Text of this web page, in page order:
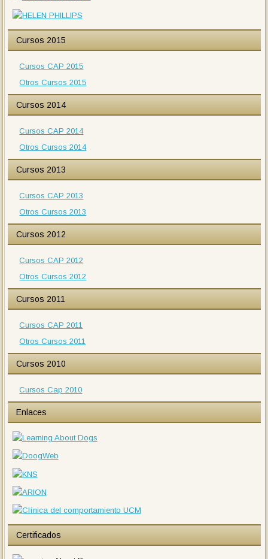
Cursos 2015
Cursos CAP 2015
Otros Cursos 2015
Cursos 2014
Cursos CAP 2014
Otros Cursos 2014
Cursos 2013
Cursos CAP 2013
Otros Cursos 2013
Cursos 2012
Cursos CAP 2012
Otros Cursos 2012
Cursos 2011
Cursos CAP 2011
Otros Cursos 2011
Cursos 2010
Cursos Cap 2010
Enlaces
Certificados